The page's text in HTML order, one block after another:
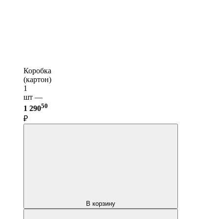
Коробка
(картон)
1
шт —
1 29050
₽
В корзину